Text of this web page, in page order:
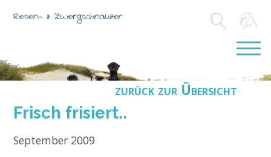
zurück zur Übersicht
Frisch frisiert..
September 2009